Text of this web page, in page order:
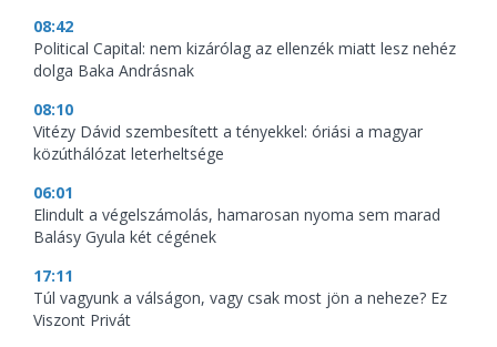
08:42
Political Capital: nem kizárólag az ellenzék miatt lesz nehéz
dolga Baka Andrásnak
08:10
Vitézy Dávid szembesített a tényekkel: óriási a magyar
közúthálózat leterheltsége
06:01
Elindult a végelszámolás, hamarosan nyoma sem marad
Balásy Gyula két cégének
17:11
Túl vagyunk a válságon, vagy csak most jön a neheze? Ez
Viszont Privát